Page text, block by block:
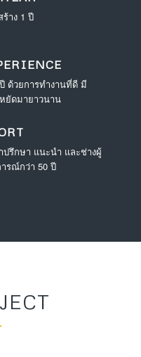
าง 1 ปี
ด้วยการทำงานที่ดี มี
ยัดมายาวนาน
รึกษา แนะนำ และช่างผู้
รณ์กว่า 50 ปี